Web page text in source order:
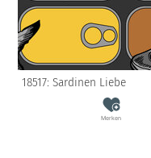
18517: Sardinen Liebe
Merken